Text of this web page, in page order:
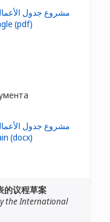
的议程草案
the International